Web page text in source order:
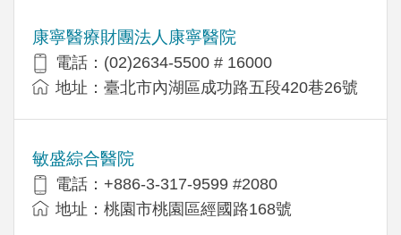
康寧醫療財團法人康寧醫院
電話：(02)2634-5500 # 16000
地址：臺北市內湖區成功路五段420巷26號
敏盛綜合醫院
電話：+886-3-317-9599 #2080
地址：桃園市桃園區經國路168號